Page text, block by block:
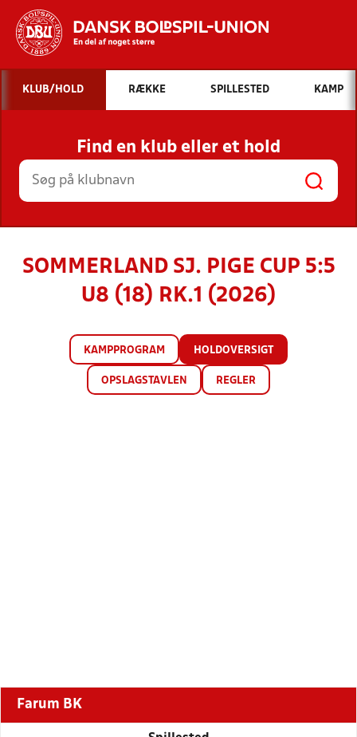
Hvad vil du søge efter?
INDHOLD OG NYHEDER
STILLINGER, RESULTATER, KLUBBER OG
HOLD
KLUB/HOLD RÆKKE SPILLESTED KAMP
Find en klub eller et hold
SOMMERLAND SJ. PIGE CUP 5:5
U8 (18) RK.1 (2026)
KAMPPROGRAM HOLDOVERSIGT
OPSLAGSTAVLEN REGLER
Farum BK